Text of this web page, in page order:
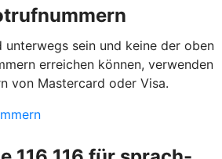
unterwegs sein und keine der oben
erreichen können, verwenden
von Mastercard oder Visa.